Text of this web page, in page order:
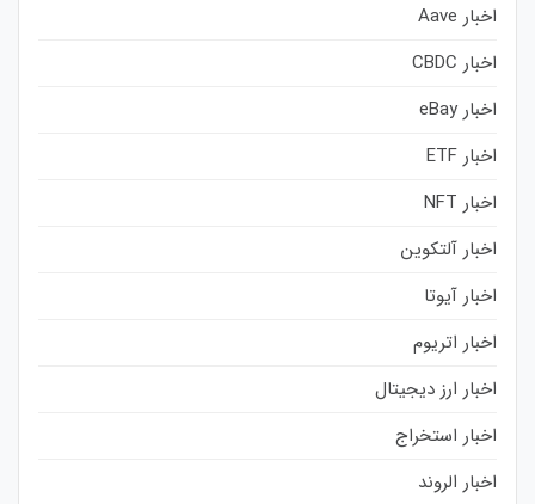
اخبار Aave
اخبار CBDC
اخبار eBay
اخبار ETF
اخبار NFT
اخبار آلتکوین
اخبار آیوتا
اخبار اتریوم
اخبار ارز دیجیتال
اخبار استخراج
اخبار الروند